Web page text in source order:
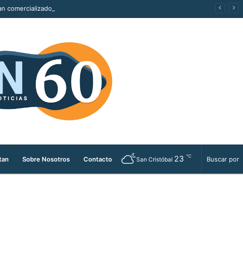
comercializados durante la Feria de las Flores
Sobre Nosotros Contacto San Cristóbal 23 ℃